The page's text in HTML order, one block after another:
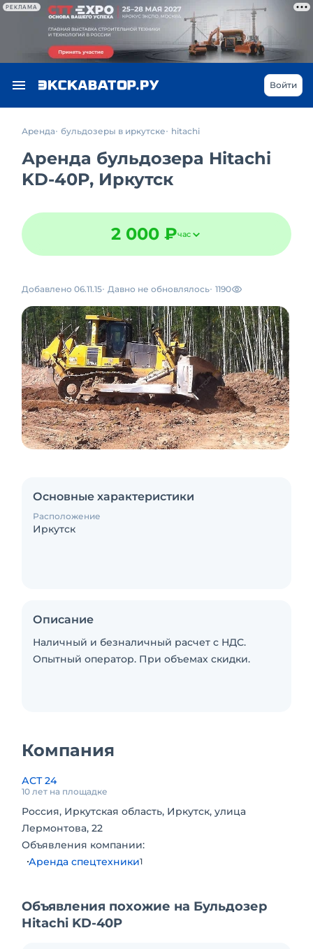
РЕКЛАМА
Войти
Аренда бульдозеры в иркутске hitachi
Аренда бульдозера Hitachi
KD-40P, Иркутск
2 000 ₽час
Добавлено 06.11.15 Давно не обновлялось 1190
Основные характеристики
Расположение
Иркутск
Описание
Наличный и безналичный расчет с НДС.
Опытный оператор. При объемах скидки.
Компания
АСТ 24
10 лет на площадке
Россия, Иркутская область, Иркутск, улица
Лермонтова, 22
Объявления компании:
Аренда спецтехники1
Объявления похожие на Бульдозер
Hitachi KD-40P